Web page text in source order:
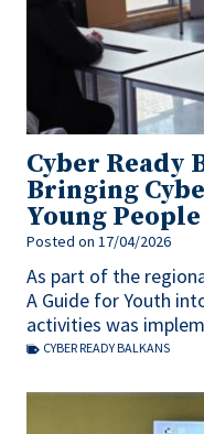
Cyber Ready
Bringing
Young People
Posted on 17/04/2026
As part of the
A Guide for Youth
activities was
CYBER READY BALKANS